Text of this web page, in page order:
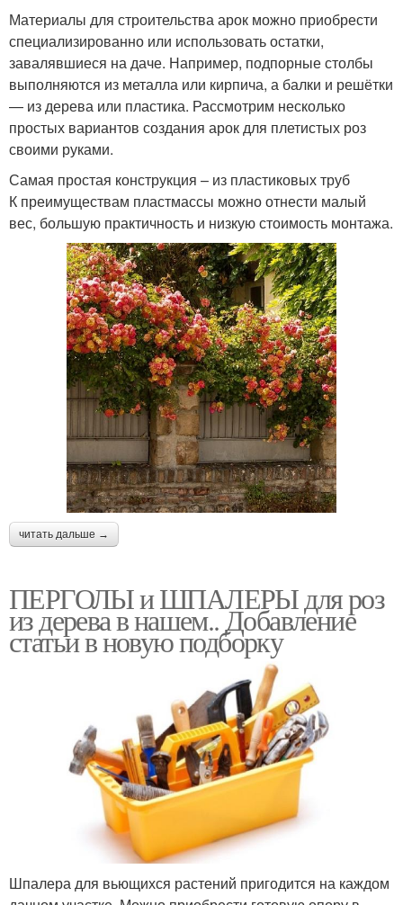
Материалы для строительства арок можно приобрести
специализированно или использовать остатки,
завалявшиеся на даче. Например, подпорные столбы
выполняются из металла или кирпича, а балки и решётки
— из дерева или пластика. Рассмотрим несколько
простых вариантов создания арок для плетистых роз
своими руками.
Самая простая конструкция – из пластиковых труб
К преимуществам пластмассы можно отнести малый
вес, большую практичность и низкую стоимость монтажа.
читать дальше →
ПЕРГОЛЫ и ШПАЛЕРЫ для роз
из дерева в нашем.. Добавление
статьи в новую подборку
Шпалера для вьющихся растений пригодится на каждом